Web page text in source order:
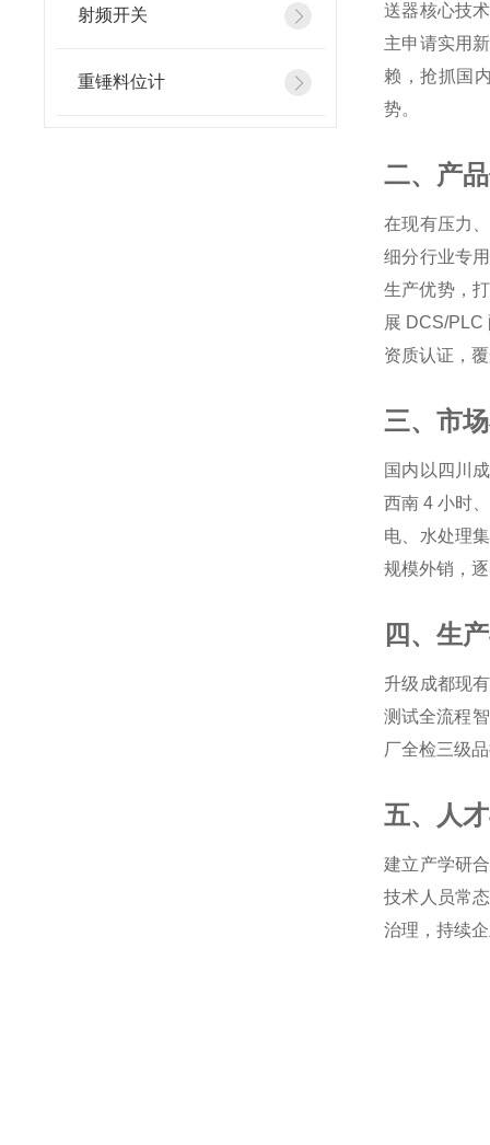
射频开关
重锤料位计
送器核心技
主申请实用
赖，抢抓国
势。
二、产
在现有压力
细分行业专
生产优势，
展 DCS/PLC
资质认证，
三、市
国内以四川
西南 4 小时
电、水处理
规模外销，
四、生
升级成都现
测试全流程
厂全检三级
五、人
建立产学研
技术人员常
治理，持续